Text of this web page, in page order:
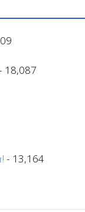
18,087
- 13,164